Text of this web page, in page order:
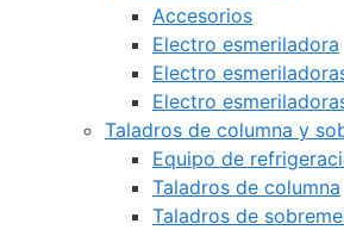
Accesorios
Electro esmeriladora
Electro
Electro
Taladros de columna y
Equipo de
Taladros de columna
Taladros de